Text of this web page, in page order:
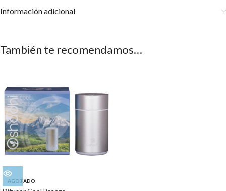
Información adicional
También te recomendamos…
AGOTADO